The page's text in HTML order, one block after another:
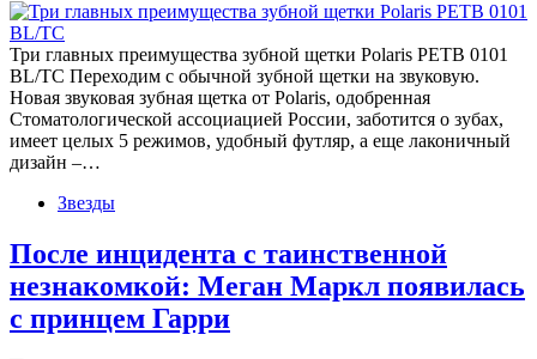
Три главных преимущества зубной щетки Polaris PETB 0101
BL/TC Переходим с обычной зубной щетки на звуковую.
Новая звуковая зубная щетка от Polaris, одобренная
Стоматологической ассоциацией России, заботится о зубах,
имеет целых 5 режимов, удобный футляр, а еще лаконичный
дизайн –…
Звезды
После инцидента с таинственной
незнакомкой: Меган Маркл появилась
с принцем Гарри